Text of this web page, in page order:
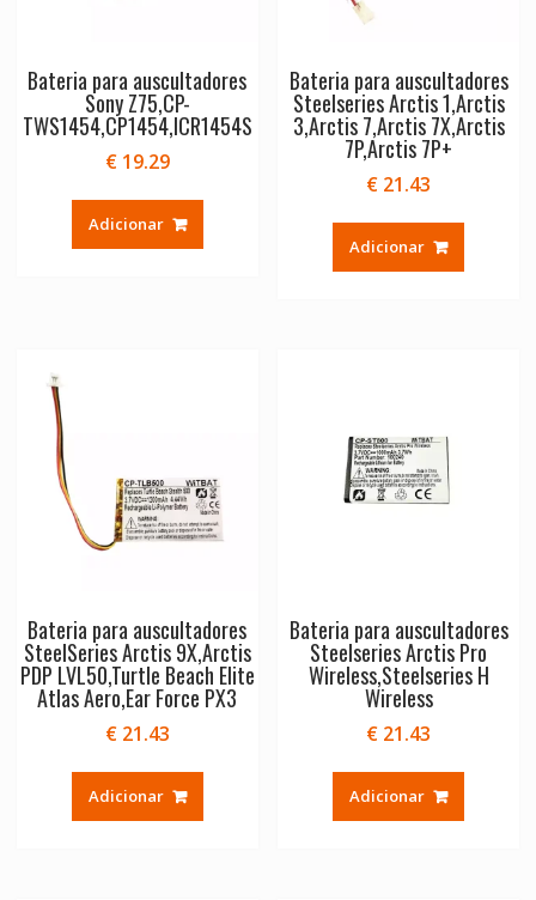
Bateria para auscultadores
Sony Z75,CP-
TWS1454,CP1454,ICR1454S
€19.29
Adicionar
Bateria para auscultadores
Steelseries Arctis 1,Arctis
3,Arctis 7,Arctis 7X,Arctis
7P,Arctis 7P+
€ 21.43
Adicionar
Bateria para auscultadores
SteelSeries Arctis 9X,Arctis
PDP LVL50,Turtle Beach Elite
Atlas Aero,Ear Force PX3
€21.43
Adicionar
Bateria para auscultadores
Steelseries Arctis Pro
Wireless,Steelseries H
Wireless
€ 21.43
Adicionar